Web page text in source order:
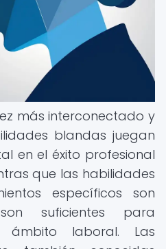
más interconectado y
blandas juegan
en el éxito profesional
que las habilidades
específicos son
suficientes para
laboral. Las